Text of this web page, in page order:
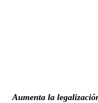
Aumenta la